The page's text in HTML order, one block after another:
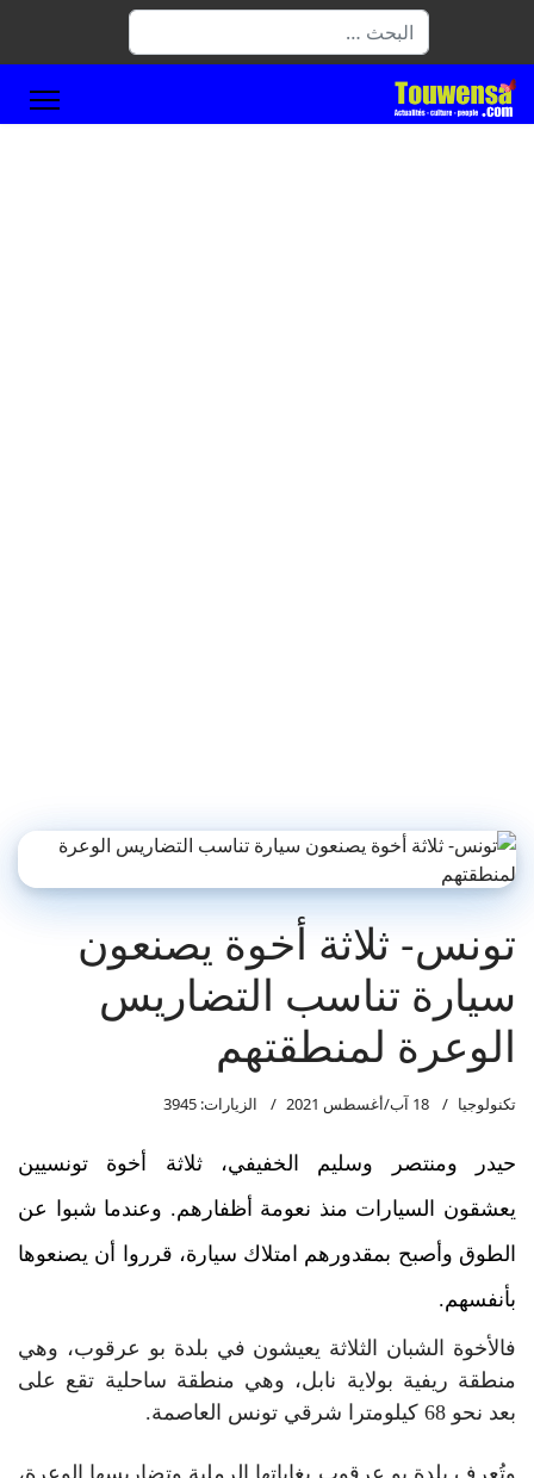
البحث
تونس- ثلاثة أخوة يصنعون
سيارة تناسب التضاريس
الوعرة لمنطقتهم
تكنولوجيا 18 آب/أغسطس 2021 الزيارات: 3945
حيدر ومنتصر وسليم الخفيفي، ثلاثة أخوة تونسيين
يعشقون السيارات منذ نعومة أظفارهم. وعندما شبوا عن
الطوق وأصبح بمقدورهم امتلاك سيارة، قرروا أن يصنعوها
بأنفسهم.
فالأخوة الشبان الثلاثة يعيشون في بلدة بو عرقوب، وهي
منطقة ريفية بولاية نابل، وهي منطقة ساحلية تقع على
بعد نحو 68 كيلومترا شرقي تونس العاصمة.